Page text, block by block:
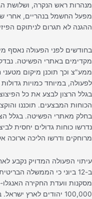
מנהרות ראש הנקרה, ושלושת
מפעל החשמל בנהריים, אחרי
ההגנה לא תגרום לניתוקם
בחודשים לפני הפעולה נאסף
מקדימים באתרי הפשיטה.
ממע"צ וכך תוכנן מיקום
לפעולה, במיוחד כמויות
בגלל הרצון לבצע את כל
הכוחות המבצעים. תוכננו
בחלק מאתרי הפשיטה. בגלל
נדרשו כוחות גדולים יחסית
מרוחקים ודרשו הליכה ארוכה
עיתוי הפעולה המדויק נקבע
ב-12 ביוני כי הממשלה
מסקנות וועדת החקירה